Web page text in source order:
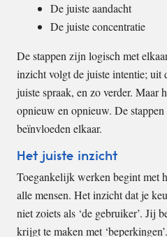
De juiste aandacht
De juiste concentratie
De stappen zijn logisch met
inzicht volgt de juiste intentie; uit
juiste spraak, en zo verder. Maar
opnieuw en opnieuw. De
beïnvloeden elkaar.
Het juiste inzicht
Toegankelijk werken begint met
alle mensen. Het inzicht dat je
niet zoiets als ‘de gebruiker’. Jij
krijgt te maken met